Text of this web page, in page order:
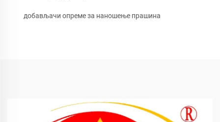
добављачи опреме за наношење прашина